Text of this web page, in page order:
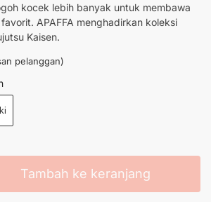
kocek lebih banyak untuk membawa
APAFFA menghadirkan koleksi
Kaisen.
pelanggan)
Tambah ke keranjang